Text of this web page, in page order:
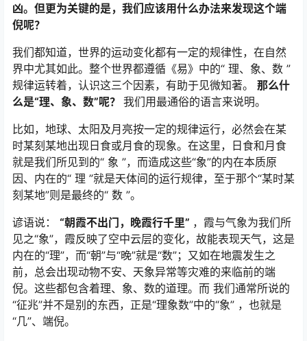
凶。但更为关键的是，我们应该用什么办法来发现这个端
倪呢？
我们都知道，世界的运动变化都有一定的规律性，在自然
界中尤其如此。整个世界都遵循《易》中的“ 理、象、数 ”
规律运转着，认识这三个因素，有助于见微知著。 那么什
么是“理、象、数”呢？ 我们用最通俗的语言来说明。
比如，地球、太阳及月亮按一定的规律运行，必然会在某
时某刻某地出现日食或月食的现象。在这里，日食和月食
就是我们所见到的“ 象 ”，而造成这些“象”的内在本质原
因、内在的“ 理 ”就是天体间的运行规律，至于那个“某时某
刻某地”则是最终的“ 数 ”。
谚语说： “朝霞不出门，晚霞行千里” ，霞与气象为我们所
见之“象”，霞反映了空中云层的变化，故能表现天气，这是
内在的“理”，而“朝”与“晚”就是“数”；又如在地震发生之
前，总会出现动物不安、天象异常等灾难的来临前的端
倪。这些都包含着理、象、数的道理。而 我们通常所说的
“征兆”并不是别的东西，正是“理象数”中的“象” ，也就是
“几”、端倪。